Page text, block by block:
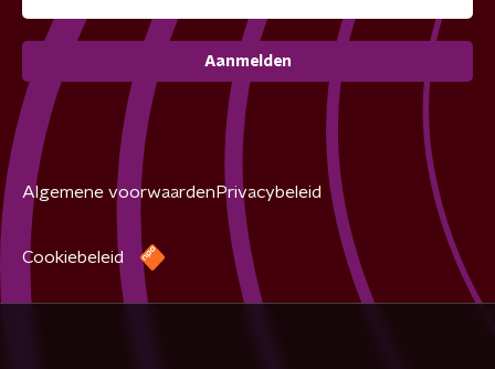
Aanmelden
Algemene voorwaarden Privacybeleid
Cookiebeleid